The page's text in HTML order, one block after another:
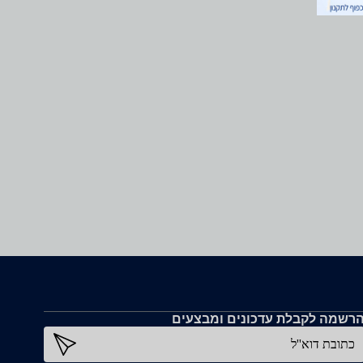
PRESSאחריות לשנה ע''י ביקונקט היבואן הרשמי
הרשמה לקבלת עדכונים ומבצעים
כתובת דוא''ל